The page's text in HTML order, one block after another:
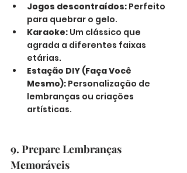
Jogos descontraídos: Perfeito
para quebrar o gelo.
Karaoke: Um clássico que
agrada a diferentes faixas
etárias.
Estação DIY (Faça Você
Mesmo): Personalização de
lembranças ou criações
artísticas.
9. Prepare Lembranças
Memoráveis